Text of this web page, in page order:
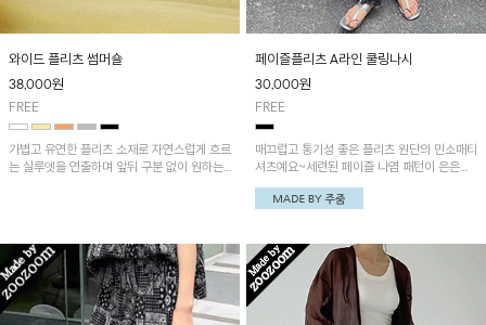
와이드 플리츠 썸머숄
38,000원
FREE
가볍고 유연한 플리츠 소재로 자연스럽게 흐르
는 실루엣을 연출하며 앞뒤 구분 없이 원하는
페이즐플리츠 A라인 쿨링나시
30,000원
FREE
매끄럽고 통기성 좋은 플리츠 원단의 민소매티
셔츠예요~세련된 페이즐 나염 패턴이 은은하
게 포인트 되는 제품! '페이즐나염 냉감플리츠
팬츠'와 세트로 착용하시면 더욱 멋스러워요~